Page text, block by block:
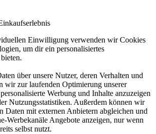
Einwilligung verwenden wir Cookies
um dir ein personalisiertes
über unsere Nutzer, deren Verhalten und
wir zur laufenden Optimierung unserer
Werbung und Inhalte anzuzeigen
Nutzungsstatistiken. Außerdem können wir
Daten mit externen Anbietern abgleichen und
Werbekanäle Angebote anzeigen, nur wenn
selbst nutzt.